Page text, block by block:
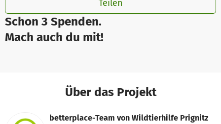
Schon 3 Spenden.
Mach auch du mit!
Teilen
Über das Projekt
betterplace-Team von Wildtierhilfe Prignitz